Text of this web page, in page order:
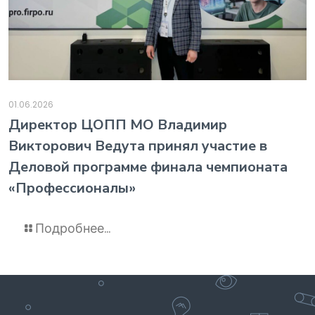
01.06.2026
️Директор ЦОПП МО Владимир
Викторович Ведута принял участие в
Деловой программе финала чемпионата
«Профессионалы»
Подробнее...